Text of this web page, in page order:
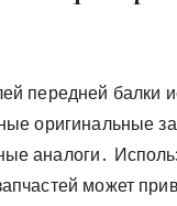
передней балки
оригинальные
аналоги․
может